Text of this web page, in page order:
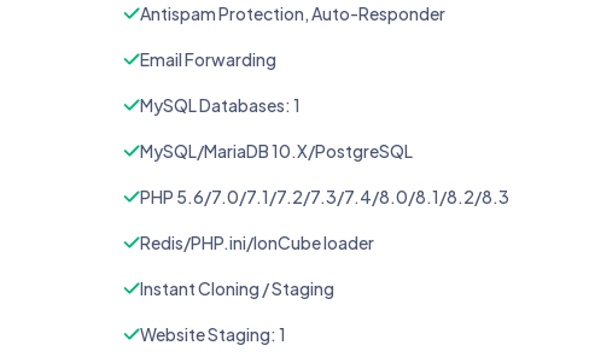
Antispam Protection, Auto-Responder
Email Forwarding
MySQL Databases: 1
MySQL/MariaDB 10.X/PostgreSQL
PHP 5.6/7.0/7.1/7.2/7.3/7.4/8.0/8.1/8.2/8.3
Redis/PHP.ini/IonCube loader
Instant Cloning / Staging
Website Staging: 1